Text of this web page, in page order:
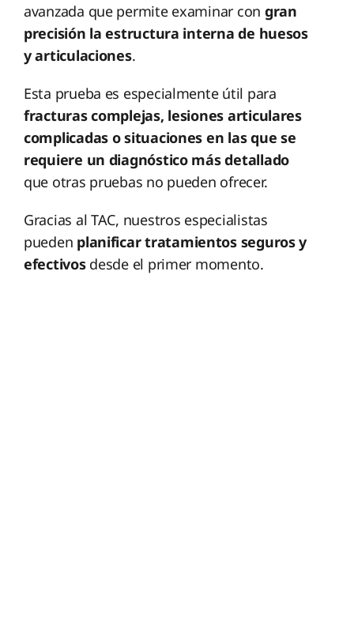
avanzada que permite examinar con gran
precisión la estructura interna de huesos
y articulaciones.
Esta prueba es especialmente útil para
fracturas complejas, lesiones articulares
complicadas o situaciones en las que se
requiere un diagnóstico más detallado
que otras pruebas no pueden ofrecer.
Gracias al TAC, nuestros especialistas
pueden planificar tratamientos seguros y
efectivosdesde el primer momento.